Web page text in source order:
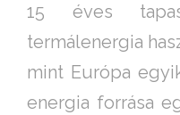
15 éves
termálenergia
mint Európa
energia forrása